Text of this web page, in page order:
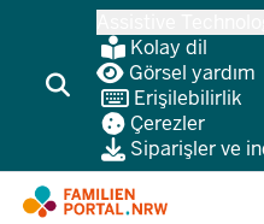
Kolay dil
Görsel yardım
Erişilebilirlik
Çerezler
Siparişler ve